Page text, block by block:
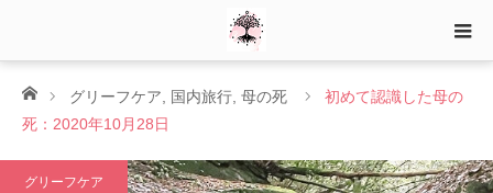
ホームグリーフケア 国内旅行 母の死
初めて認識した母の
死：2020年10月28日
グリーフケア